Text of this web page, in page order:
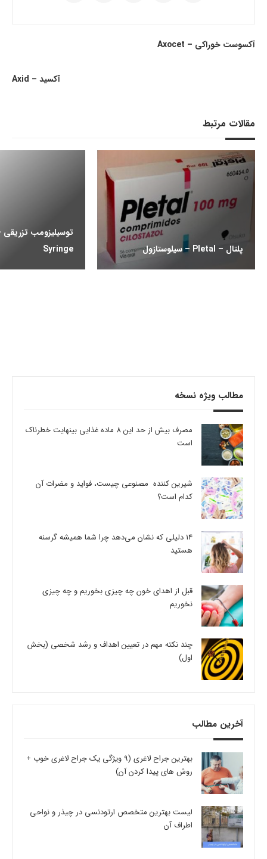
آکسوست خوراکی – Axocet
آکسید – Axid
مقالات مرتبط
پلتال – Pletal – سیلوستازول Syringe
مطالب ویژه نسخه
مصرف بیش از حد این 8 ماده غذایی بینهایت خطرناک
است
شیرین کننده مصنوعی چیست، فواید و مضرات آن
کدام است؟
14 دلیلی که نشان می‌دهد چرا شما همیشه گرسنه
هستید
قبل از اهدای خون چه چیزی بخوریم و چه چیزی
نخوریم
چند نکته مهم در تعیین اهداف و رشد شخصی (بخش
اول)
آخرین مطالب
بهترین جراح لاغری (9 ویژگی یک جراح لاغری خوب +
روش های پیدا کردن آن)
لیست بهترین متخصص ارتودنسی در چیذر و نواحی
اطراف آن